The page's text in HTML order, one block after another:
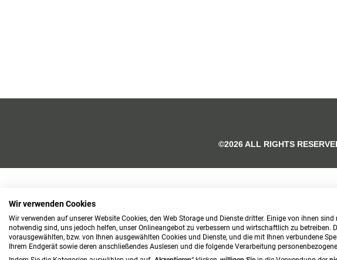
©2026 ALL RIGHTS
Wir verwenden Cookies
Wir verwenden auf unserer Website Cookies, den Web Storage und Dienste dritter. Einige von ihnen
notwendig sind, uns jedoch helfen, unser Onlineangebot zu verbessern und wirtschaftlich zu betreiben.
vorausgewählten, bzw. von Ihnen ausgewählten Cookies und Dienste, und die mit Ihnen verbundene
Ihrem Endgerät sowie deren anschließendes Auslesen und die folgende Verarbeitung